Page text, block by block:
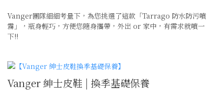
Vanger團隊細細考量下，為您挑選了這款「Tarrago 防水防污噴
霧」，瓶身輕巧，方便您隨身攜帶，外出 or 家中，有需求就噴一
下!!
Vanger 紳士皮鞋 | 換季基礎保養